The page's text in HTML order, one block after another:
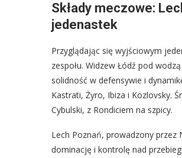
Składy meczowe:
jedenastek
Przyglądając się wyjściowym
zespołu. Widzew Łódź pod
solidność w defensywie i
Kastrati, Żyro, Ibiza i Kozlovsky.
Cybulski, z Rondiciem na szpicy.
Lech Poznań, prowadzony przez
dominację i kontrolę nad